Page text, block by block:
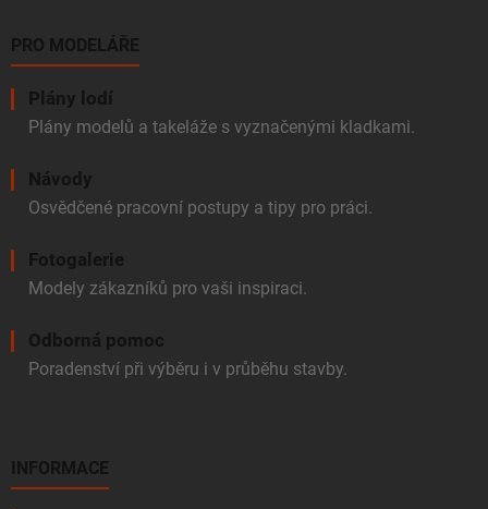
PRO MODELÁŘE
Plány lodí
Plány modelů a takeláže s vyznačenými kladkami.
Návody
Osvědčené pracovní postupy a tipy pro práci.
Fotogalerie
Modely zákazníků pro vaši inspiraci.
Odborná pomoc
Poradenství při výběru i v průběhu stavby.
INFORMACE